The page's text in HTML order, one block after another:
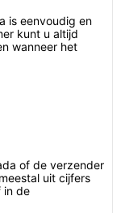
is eenvoudig en
kunt u altijd
wanneer het
of de verzender
uit cijfers
in de